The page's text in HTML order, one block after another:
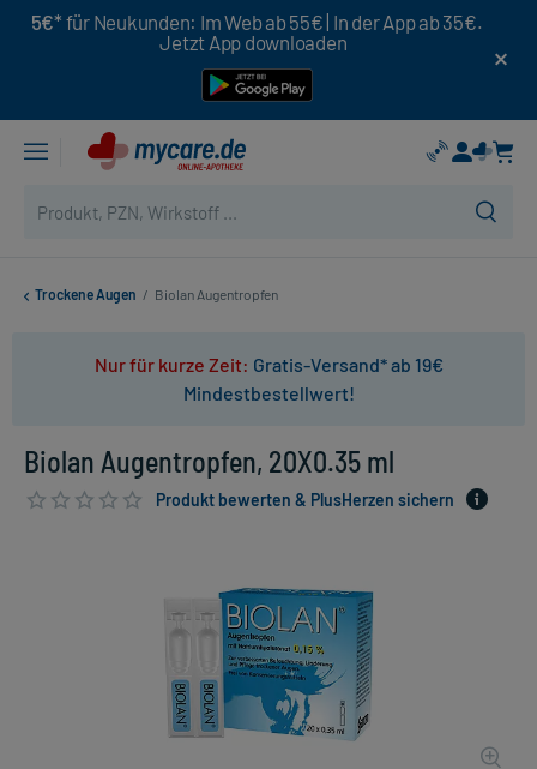
5€* für Neukunden: Im Web ab 55€ | In der App ab 35€.
Jetzt App downloaden
Trockene Augen / Biolan Augentropfen
Nur für kurze Zeit: Gratis-Versand* ab 19€
Mindestbestellwert!
Biolan Augentropfen, 20X0.35 ml
Produkt bewerten & PlusHerzen sichern